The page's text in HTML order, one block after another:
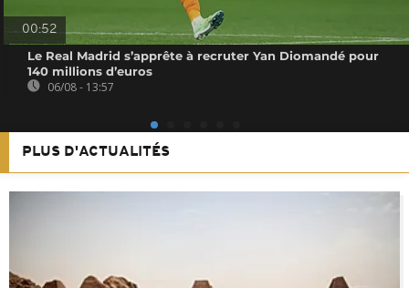
00:52
Le Real Madrid s’apprête à recruter Yan Diomandé pour
140 millions d’euros
06/08 - 13:57
PLUS D'ACTUALITÉS